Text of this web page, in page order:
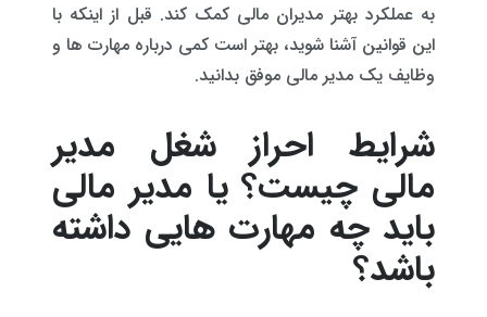
به عملکرد بهتر مدیران مالی کمک کند. قبل از اینکه با
این قوانین آشنا شوید، بهتر است کمی درباره مهارت ها و
وظایف یک مدیر مالی موفق بدانید.
شرایط احراز شغل مدیر
مالی چیست؟ یا مدیر مالی
باید چه مهارت هایی داشته
باشد؟